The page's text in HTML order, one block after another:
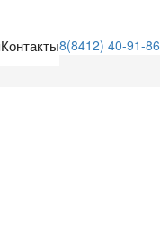
Контакты8(8412) 40-91-86